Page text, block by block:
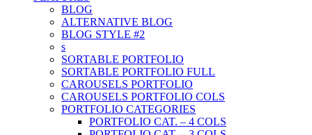
BLOG
ALTERNATIVE BLOG
BLOG STYLE #2
s
SORTABLE PORTFOLIO
SORTABLE PORTFOLIO FULL
CAROUSELS PORTFOLIO
CAROUSELS PORTFOLIO COLS
PORTFOLIO CATEGORIES
PORTFOLIO CAT. – 4 COLS